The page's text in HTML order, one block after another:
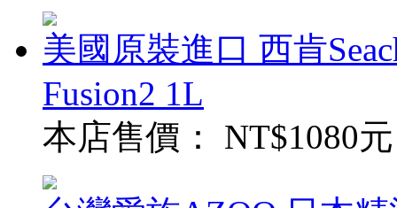
美國原裝進口 西肯
Fusion2 1L
本店售價： NT$1080元